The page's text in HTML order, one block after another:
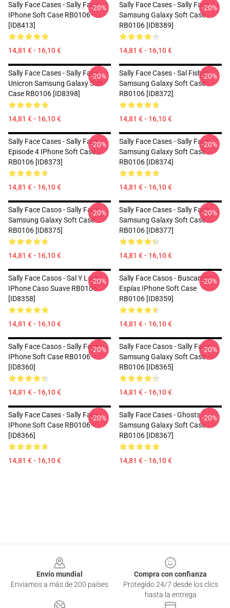
Sally Face Cases - Sally Face
IPhone Soft Case RB0106
[ID8413]
14,81 € - 16,10 €
-20%
Sally Face Cases - Sally Face
Samsung Galaxy Soft Case
RB0106 [ID8389]
14,81 € - 16,10 €
-20%
Sally Face Cases - Sally Face
Unicron Samsung Galaxy Soft
Case RB0106 [ID8398]
14,81 € - 16,10 €
-20%
Sally Face Cases - Sal Fisher
Samsung Galaxy Soft Case
RB0106 [ID8372]
14,81 € - 16,10 €
-20%
Sally Face Cases - Sally Face
Episode 4 IPhone Soft Case
RB0106 [ID8373]
14,81 € - 16,10 €
-20%
Sally Face Cases - Sally Face
Samsung Galaxy Soft Case
RB0106 [ID8374]
14,81 € - 16,10 €
-20%
Sally Face Casos - Sally Face
Samsung Galaxy Soft Case
RB0106 [ID8375]
14,81 € - 16,10 €
-20%
Sally Face Cases - Sally Face
Samsung Galaxy Soft Case
RB0106 [ID8377]
14,81 € - 16,10 €
-20%
Sally Face Casos - Sal Y Larry
IPhone Caso Suave RB0106
[ID8358]
14,81 € - 16,10 €
-20%
Sally Face Casos - Buscando
Espías IPhone Soft Case
RB0106 [ID8359]
14,81 € - 16,10 €
-20%
Sally Face Casos - Sally Face
IPhone Soft Case RB0106
[ID8360]
14,81 € - 16,10 €
-20%
Sally Face Casos - Sally Face
Samsung Galaxy Soft Case
RB0106 [ID8365]
14,81 € - 16,10 €
-20%
Sally Face Cases - Sally Face
IPhone Soft Case RB0106
[ID8366]
14,81 € - 16,10 €
-20%
Sally Face Cases - Ghosts
Samsung Galaxy Soft Case
RB0106 [ID8367]
14,81 € - 16,10 €
-20%
Envío mundial
Enviamos a más de 200 países
Compra con confianza
Protegido 24/7 desde los clics
hasta la entrega